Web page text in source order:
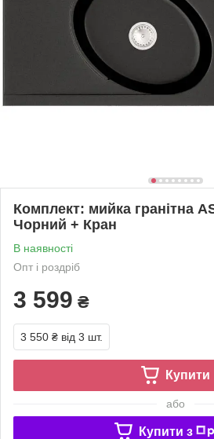
Комплект: мийка гранітна
Чорний + Кран
В наявності
Опт і роздріб
3 599 ₴
3 550 ₴ від 3 шт.
Купити
або
Купити з